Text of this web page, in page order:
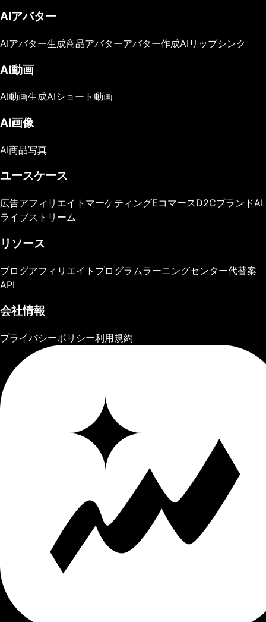
AIアバター
AIアバター生成商品アバターアバター作成AIリップシンク
AI動画
AI動画生成AIショート動画
AI画像
AI商品写真
ユースケース
広告アフィリエイトマーケティングEコマースD2CブランドAI
ライブストリーム
リソース
ブログアフィリエイトプログラムラーニングセンター代替案
API
会社情報
プライバシーポリシー利用規約